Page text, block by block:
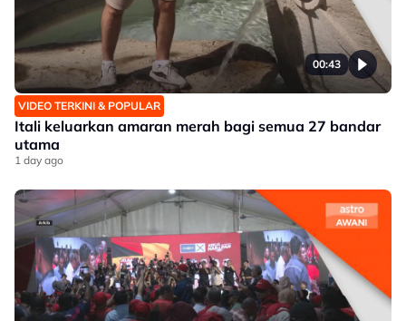
00:43
VIDEO TERKINI & POPULAR
Itali keluarkan amaran merah bagi semua 27 bandar
utama
1 day ago